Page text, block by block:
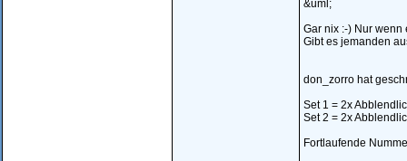
&uml;
Gar nix :-) Nur
Gibt es jemanden
don_zorro hat
Set 1 = 2x
Set 2 = 2x
Fortlaufende